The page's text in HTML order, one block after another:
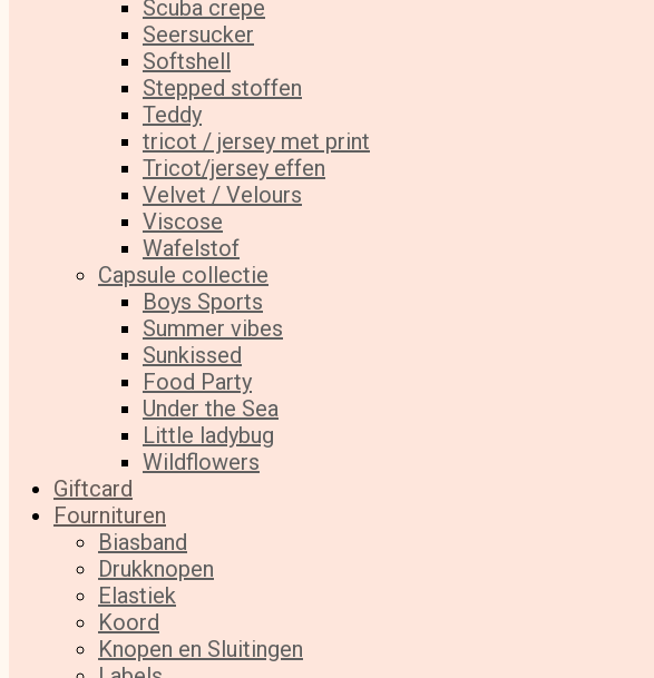
Scuba crepe
Seersucker
Softshell
Stepped stoffen
Teddy
tricot / jersey met print
Tricot/jersey effen
Velvet / Velours
Viscose
Wafelstof
Capsule collectie
Boys Sports
Summer vibes
Sunkissed
Food Party
Under the Sea
Little ladybug
Wildflowers
Giftcard
Fournituren
Biasband
Drukknopen
Elastiek
Koord
Knopen en Sluitingen